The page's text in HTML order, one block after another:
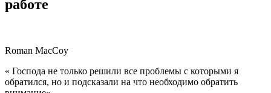
работе
Roman MacCoy
« Господа не только решили все проблемы с которыми я
обратился, но и подсказали на что необходимо обратить